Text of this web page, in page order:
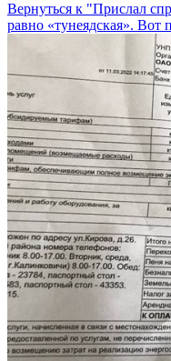
Вернуться к "Прислал
равно «тунеядская». Вот